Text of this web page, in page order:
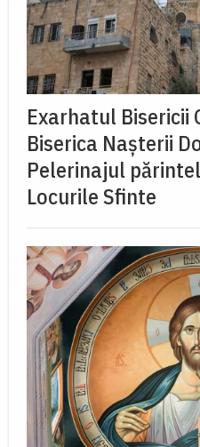
Exarhatul Bisericii
Biserica Nașterii
Pelerinajul
Locurile Sfinte